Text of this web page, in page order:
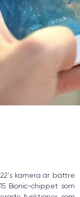
kamera är bättre
Bionic-chippet som